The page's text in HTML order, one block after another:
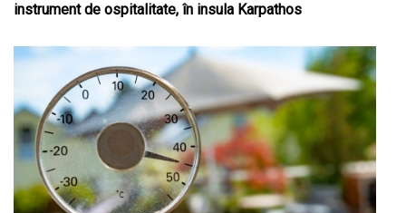
instrument de ospitalitate, în insula Karpathos